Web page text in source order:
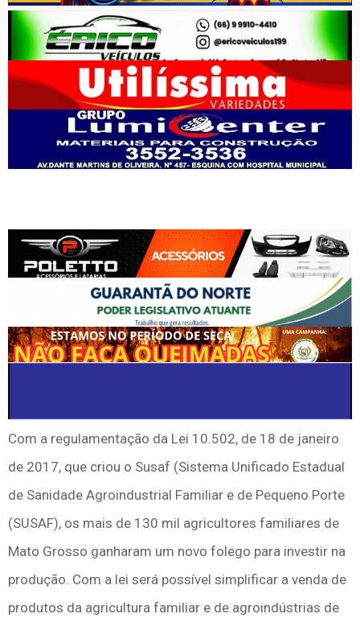
Com a regulamentação da Lei 10.502, de 18 de janeiro
de 2017, que criou o Susaf (Sistema Unificado Estadual
de Sanidade Agroindustrial Familiar e de Pequeno Porte
(SUSAF), os mais de 130 mil agricultores familiares de
Mato Grosso ganharam um novo folego para investir na
produção. Com a lei será possível simplificar a venda de
produtos da agricultura familiar e de agroindústrias de